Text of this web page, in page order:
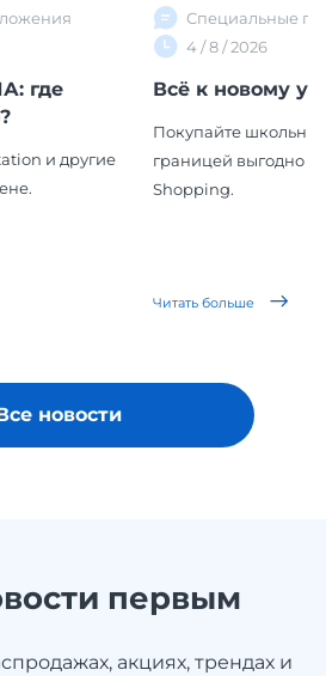
где
и другие
Специальные
4 / 8 / 2026
Всё к новому
Покупайте
границей выгодно
Shopping.
Читать больше
новости
первым
акциях, трендах и